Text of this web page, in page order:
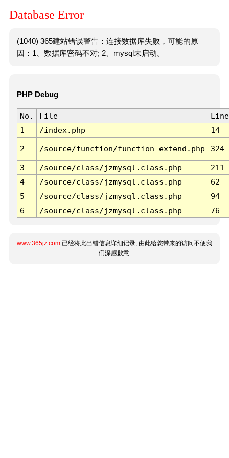
Database Error
(1040) 365建站错误警告：连接数据库失败，可能的原
因：1、数据库密码不对; 2、mysql未启动。
PHP Debug
No. File
Line
1
/index.php 14
2 /source/function/function_extend.php 324
3 /source/class/jzmysql.class.php
211
4
/source/class/jzmysql.class.php
62
5
/source/class/jzmysql.class.php
94
6
/source/class/jzmysql.class.php 76
www.365jz.com 已经将此出错信息详细记录, 由此给您带来的访问不便我
们深感歉意.